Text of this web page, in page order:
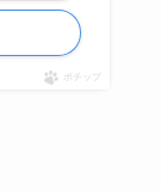
ポチップ